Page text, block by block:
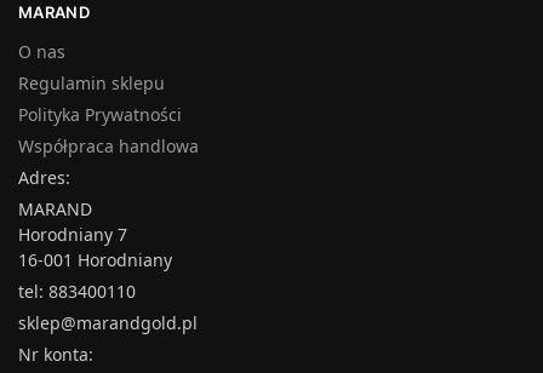
MARAND
O nas
Regulamin sklepu
Polityka Prywatności
Współpraca handlowa
Adres:
MARAND
Horodniany 7
16-001 Horodniany
tel: 883400110
sklep@marandgold.pl
Nr konta: